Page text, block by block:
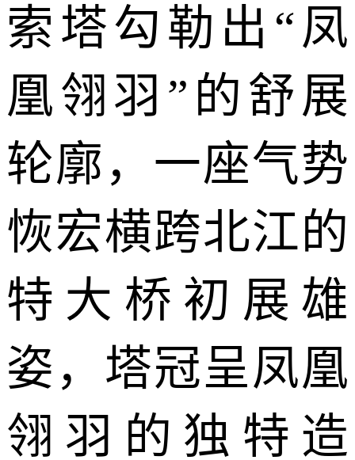
索塔勾勒出“凤
凰翎羽”的舒展
轮廓，一座气势
恢宏横跨北江的
特大桥初展雄
姿，塔冠呈凤凰
翎羽的独特造